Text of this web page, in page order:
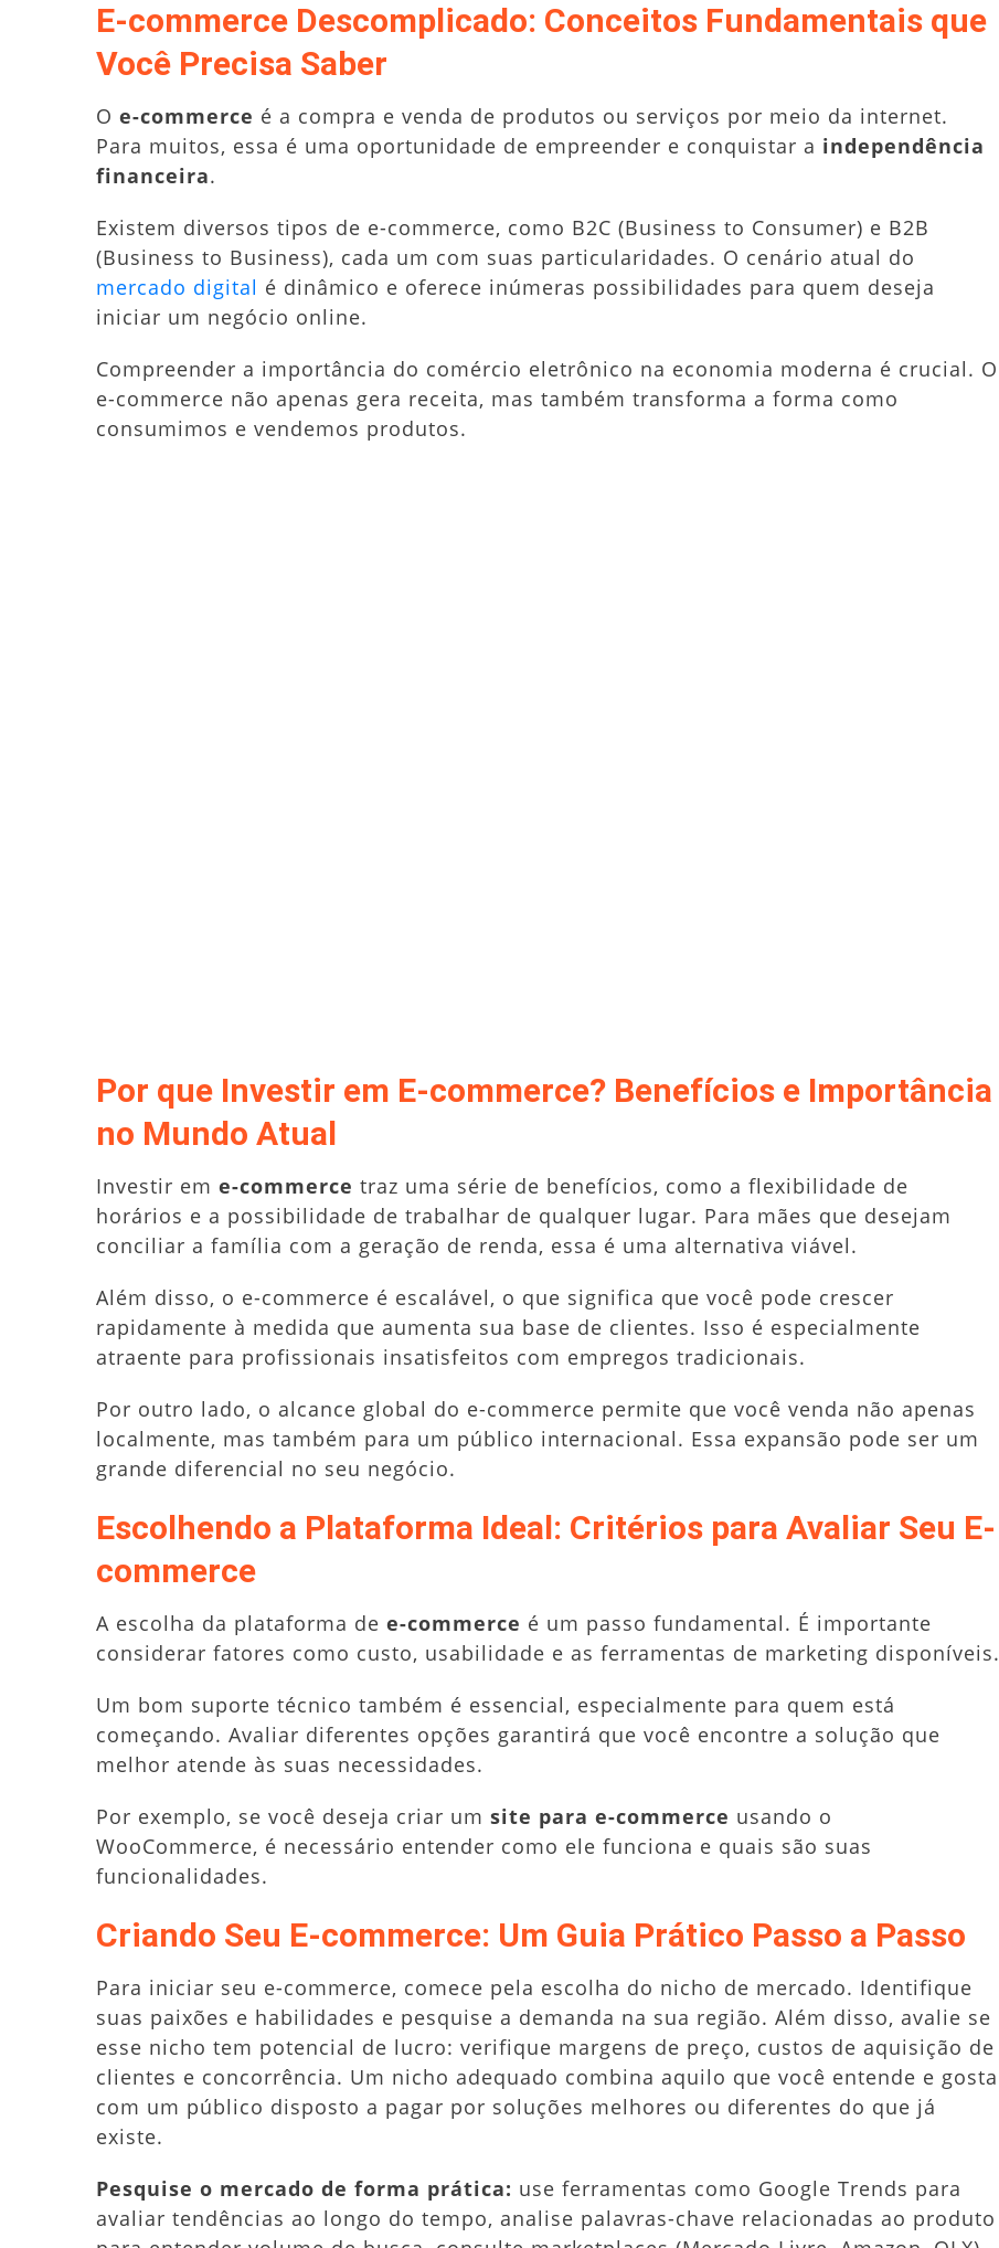
E-commerce Descomplicado: Conceitos Fundamentais que
Você Precisa Saber
O e-commerce é a compra e venda de produtos ou serviços por meio da internet.
Para muitos, essa é uma oportunidade de empreender e conquistar a independência
financeira.
Existem diversos tipos de e-commerce, como B2C (Business to Consumer) e B2B
(Business to Business), cada um com suas particularidades. O cenário atual do
mercado digital é dinâmico e oferece inúmeras possibilidades para quem deseja
iniciar um negócio online.
Compreender a importância do comércio eletrônico na economia moderna é crucial. O
e-commerce não apenas gera receita, mas também transforma a forma como
consumimos e vendemos produtos.
Por que Investir em E-commerce? Benefícios e Importância
no Mundo Atual
Investir em e-commerce traz uma série de benefícios, como a flexibilidade de
horários e a possibilidade de trabalhar de qualquer lugar. Para mães que desejam
conciliar a família com a geração de renda, essa é uma alternativa viável.
Além disso, o e-commerce é escalável, o que significa que você pode crescer
rapidamente à medida que aumenta sua base de clientes. Isso é especialmente
atraente para profissionais insatisfeitos com empregos tradicionais.
Por outro lado, o alcance global do e-commerce permite que você venda não apenas
localmente, mas também para um público internacional. Essa expansão pode ser um
grande diferencial no seu negócio.
Escolhendo a Plataforma Ideal: Critérios para Avaliar Seu E-
commerce
A escolha da plataforma de e-commerce é um passo fundamental. É importante
considerar fatores como custo, usabilidade e as ferramentas de marketing disponíveis.
Um bom suporte técnico também é essencial, especialmente para quem está
começando. Avaliar diferentes opções garantirá que você encontre a solução que
melhor atende às suas necessidades.
Por exemplo, se você deseja criar um site para e-commerce usando o
WooCommerce, é necessário entender como ele funciona e quais são suas
funcionalidades.
Criando Seu E-commerce: Um Guia Prático Passo a Passo
Para iniciar seu e-commerce, comece pela escolha do nicho de mercado. Identifique
suas paixões e habilidades e pesquise a demanda na sua região. Além disso, avalie se
esse nicho tem potencial de lucro: verifique margens de preço, custos de aquisição de
clientes e concorrência. Um nicho adequado combina aquilo que você entende e gosta
com um público disposto a pagar por soluções melhores ou diferentes do que já
existe.
Pesquise o mercado de forma prática: use ferramentas como Google Trends para
avaliar tendências ao longo do tempo, analise palavras-chave relacionadas ao produto